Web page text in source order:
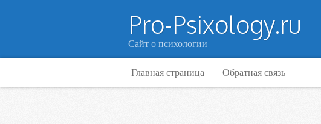
Pro-Psixology.ru
Сайт о психологии
Главная страница Обратная связь